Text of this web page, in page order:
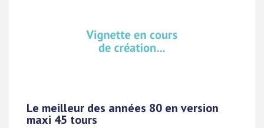
Le meilleur des années 80 en version
maxi 45 tours